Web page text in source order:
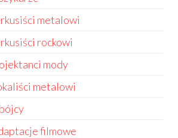
metalowi
rockowi
mody
metalowi
filmowe